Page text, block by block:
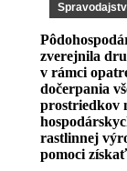
zverejnila
v rámci
dočerpania
prostriedkov
rastlinnej
pomoci